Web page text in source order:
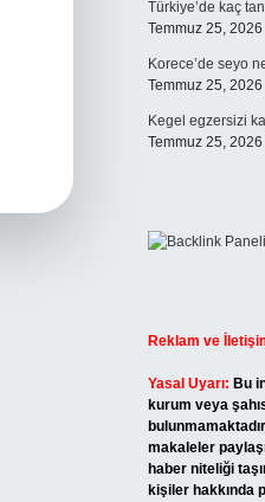
Türkiye’de kaç
Temmuz 25, 2026
Korece’de seyo
Temmuz 25, 2026
Kegel egzersizi
Temmuz 25, 2026
Reklam ve
Yasal Uyarı: Bu
kurum veya
makaleler
haber niteliği
kişiler hakkında